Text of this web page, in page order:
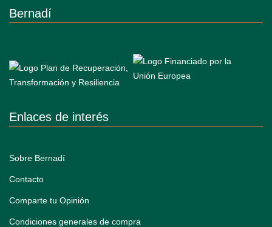
Bernadí
Enlaces de interés
Sobre Bernadí
Contacto
Comparte tu Opinión
Condiciones generales de compra